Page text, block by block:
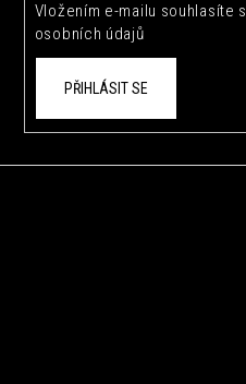
Vložením e-mailu souhlasíte s
osobních údajů
PŘIHLÁSIT SE